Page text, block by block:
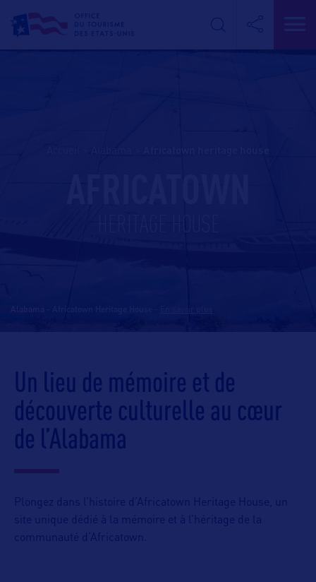
Alabama - Africatown Heritage House
Un lieu de mémoire et de
découverte culturelle au cœur
de l’Alabama
Plongez dans l’histoire d’Africatown Heritage House, un
site unique dédié à la mémoire et à l’héritage de la
communauté d’Africatown.